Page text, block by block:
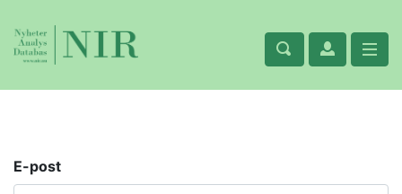
E-post